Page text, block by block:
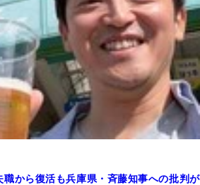
職から復活も兵庫県・斉藤知事への批判が